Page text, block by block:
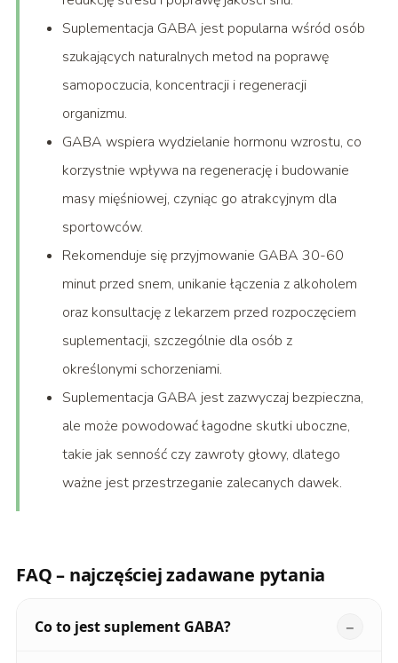
Suplementacja GABA jest popularna wśród osób
szukających naturalnych metod na poprawę
samopoczucia, koncentracji i regeneracji
organizmu.
GABA wspiera wydzielanie hormonu wzrostu, co
korzystnie wpływa na regenerację i budowanie
masy mięśniowej, czyniąc go atrakcyjnym dla
sportowców.
Rekomenduje się przyjmowanie GABA 30-60
minut przed snem, unikanie łączenia z alkoholem
oraz konsultację z lekarzem przed rozpoczęciem
suplementacji, szczególnie dla osób z
określonymi schorzeniami.
Suplementacja GABA jest zazwyczaj bezpieczna,
ale może powodować łagodne skutki uboczne,
takie jak senność czy zawroty głowy, dlatego
ważne jest przestrzeganie zalecanych dawek.
FAQ – najczęściej zadawane pytania
Co to jest suplement GABA?